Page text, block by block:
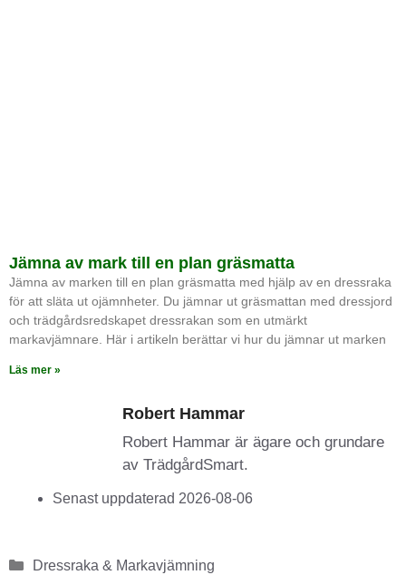
Jämna av mark till en plan gräsmatta
Jämna av marken till en plan gräsmatta med hjälp av en dressraka
för att släta ut ojämnheter. Du jämnar ut gräsmattan med dressjord
och trädgårdsredskapet dressrakan som en utmärkt
markavjämnare. Här i artikeln berättar vi hur du jämnar ut marken
Läs mer »
Robert Hammar
Robert Hammar är ägare och grundare
av TrädgårdSmart.
Senast uppdaterad 2026-08-06
Dressraka & Markavjämning